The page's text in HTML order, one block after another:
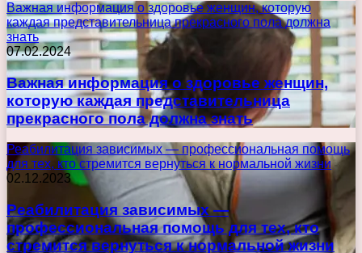
Важная информация о здоровье женщин, которую
каждая представительница прекрасного пола должна
знать
07.02.2024
Важная информация о здоровье женщин,
которую каждая представительница
прекрасного пола должна знать
Реабилитация зависимых — профессиональная помощь
для тех, кто стремится вернуться к нормальной жизни
02.12.2023
Реабилитация зависимых —
профессиональная помощь для тех, кто
стремится вернуться к нормальной жизни